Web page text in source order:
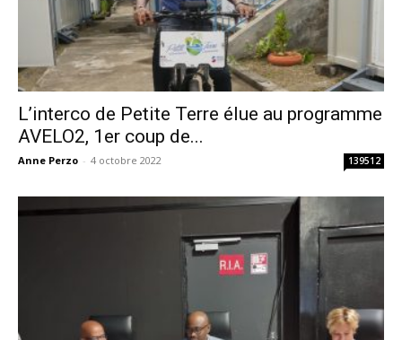
L’interco de Petite Terre élue au programme
AVELO2, 1er coup de...
Anne Perzo - 4 octobre 2022 139512